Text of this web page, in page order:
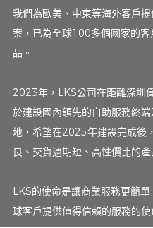
我們為歐美、中東等海外客戶
案，已為全球100多個國家的
品。
2023年，LKS公司在距離深圳
於建設國內領先的自助服務終
地，希望在2025年建設完成後
良、交貨週期短、高性價比的產
LKS的使命是讓商業服務更簡
球客戶提供值得信賴的服務的使